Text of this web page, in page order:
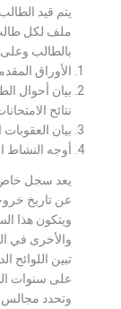
يتم قيد
ملف لكل طالب
بالطالب
الأوراق
بيان أحوال
نتائح
بيان العقوبات
أوجه النشاط
يعد سجل خاص
عن تاريخ
ويتكون هذا
والأخرى في
تبين اللوائح
على سنوات
وتحدد